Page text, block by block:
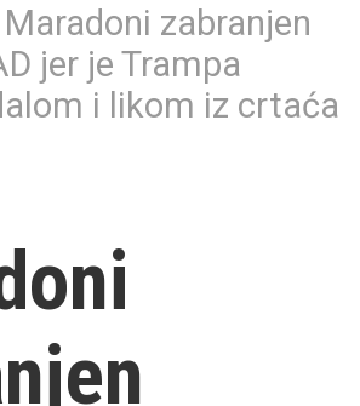
Maradoni zabranjen
jer je Trampa
i likom iz crtaća